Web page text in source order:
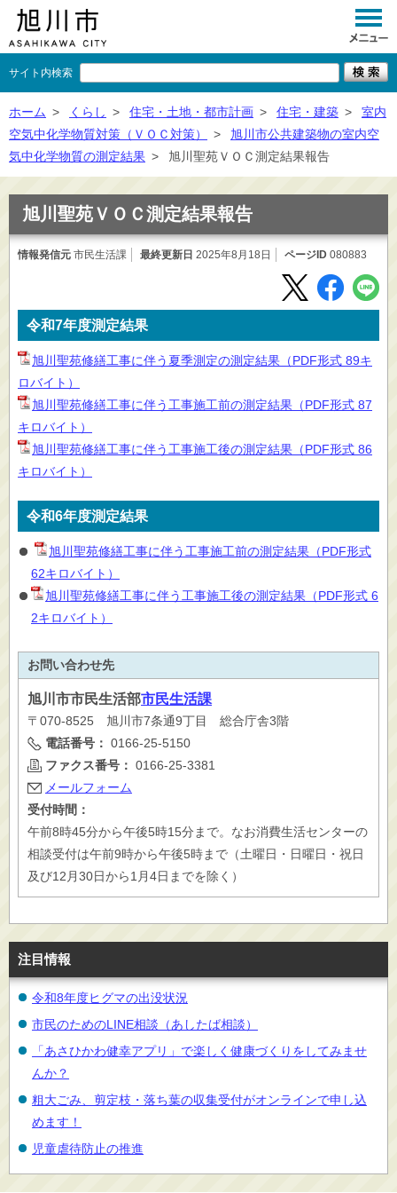
サイト内検索
くらし
事業者向け
施設一覧
ホーム > くらし > 住宅・土地・都市計画 > 住宅・建築 >
室内
空気中化学物質対策（ＶＯＣ対策）
>
旭川市公共建築物の室内空
気中化学物質の測定結果 > 旭川聖苑ＶＯＣ測定結果報告
旭川聖苑ＶＯＣ測定結果報告
情報発信元 市民生活課 最終更新日 2025年8月18日 ページID 080883
令和7年度測定結果
旭川聖苑修繕工事に伴う夏季測定の測定結果（PDF形式 89キ
ロバイト）
旭川聖苑修繕工事に伴う工事施工前の測定結果（PDF形式 87
キロバイト）
旭川聖苑修繕工事に伴う工事施工後の測定結果（PDF形式 86
キロバイト）
令和6年度測定結果
旭川聖苑修繕工事に伴う工事施工前の測定結果（PDF形式
62キロバイト）
旭川聖苑修繕工事に伴う工事施工後の測定結果（PDF形式 6
2キロバイト）
お問い合わせ先
旭川市市民生活部市民生活課
〒070-8525 旭川市7条通9丁目 総合庁舎3階
電話番号： 0166-25-5150
ファクス番号： 0166-25-3381
メールフォーム
受付時間：
午前8時45分から午後5時15分まで。なお消費生活センターの
相談受付は午前9時から午後5時まで（土曜日・日曜日・祝日
及び12月30日から1月4日までを除く）
注目情報
令和8年度ヒグマの出没状況
市民のためのLINE相談（あしたば相談）
「あさひかわ健幸アプリ」で楽しく健康づくりをしてみませ
んか？
粗大ごみ、剪定枝・落ち葉の収集受付がオンラインで申し込
めます！
児童虐待防止の推進